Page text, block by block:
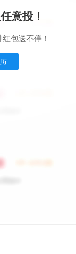
意投！
包送不停！